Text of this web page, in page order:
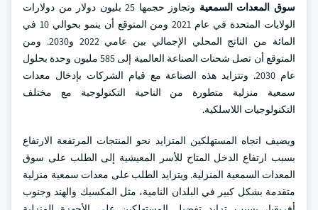
سوق المعدات السمعية
وتجاوز حجمها 25 بليون دولار من دولارات
الولايات المتحدة في عام 2021 ومن المتوقع أن ينمو بحوالي 10 في
المائة من الناتج المحلي الإجمالي بين عامي 2022 و2030. ومن
المتوقع أن تصل شحنات الصناعة العالمية إلى 585 مليون وحدة بحلول
عام 2030. وتتزايد هذه الصناعة مع قيام الشركات بإدخال معدات
سمعية منزلية متطورة من الناحية التكنولوجية مع مختلف
التكنولوجيات اللاسلكية.
ويضيف اتجاه المستهلكين المتزايد نحو المنتجات المرتفعة الارتفاع
بسبب ارتفاع الدخل المتاح للأسر المعيشية إلى الطلب على سوق
المعدات السمعية المنزلية. ويتزايد الطلب على معدات سمعية منزلية
متقدمة بشكل كبير في البلدان النامية، مثل المكسيك والهند وجنوب